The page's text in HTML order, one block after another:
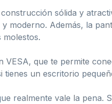
sólida y
moderno. Además, la
molestos.
VESA, que te permite
tienes un escritorio
realmente vale la pena.